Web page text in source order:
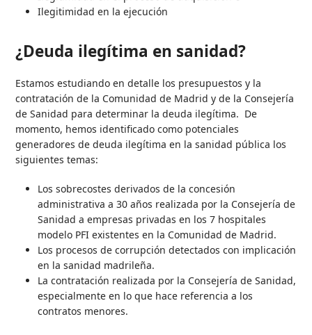
Ilegitimidad en la ejecución
¿Deuda ilegítima en sanidad?
Estamos estudiando en detalle los presupuestos y la
contratación de la Comunidad de Madrid y de la Consejería
de Sanidad para determinar la deuda ilegítima. De
momento, hemos identificado como potenciales
generadores de deuda ilegítima en la sanidad pública los
siguientes temas:
Los sobrecostes derivados de la concesión
administrativa a 30 años realizada por la Consejería de
Sanidad a empresas privadas en los 7 hospitales
modelo PFI existentes en la Comunidad de Madrid.
Los procesos de corrupción detectados con implicación
en la sanidad madrileña.
La contratación realizada por la Consejería de Sanidad,
especialmente en lo que hace referencia a los
contratos menores.